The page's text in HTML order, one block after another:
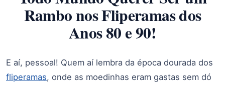
Rambo nos Fliperamas dos
Anos 80 e 90!
E aí, pessoal! Quem aí lembra da época dourada dos
fliperamas, onde as moedinhas eram gastas sem dó